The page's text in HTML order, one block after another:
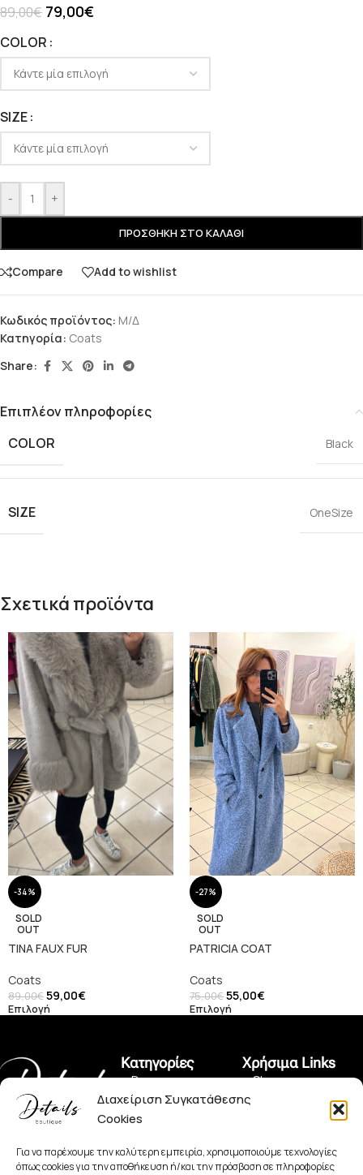
Διαχείριση Συγκατάθεσης
Cookies
Για να παρέχουμε την καλύτερη εμπειρία, χρησιμοποιούμε τεχνολογίες
όπως cookies για την αποθήκευση ή/και την πρόσβαση σε πληροφορίες
89,00€ 79,00€
COLOR
SIZE
- +
ΠΡΟΣΘΉΚΗ ΣΤΟ ΚΑΛΆΘΙ
Compare Add to wishlist
Κωδικός προϊόντος: Μ/Δ
Κατηγορία: Coats
Share:
Επιπλέον πληροφορίες
COLOR
Black
SIZE OneSize
Σχετικά προϊόντα
-34%
SOLD
OUT
TINA FAUX FUR
Coats
89,00€59,00€
Επιλογή
-27%
SOLD
OUT
PATRICIA COAT
Coats
75,00€55,00€
Επιλογή
Πραξιτέλους 150,
Πειραιάς 185 35
+30 2104128562
Κατηγορίες
• Dress
• Pants
• Set
Χρήσιμα Links
• Shop
• Όροι Χρήσης
• Πολιτική